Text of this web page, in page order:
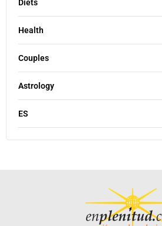
Diets
Health
Couples
Astrology
ES